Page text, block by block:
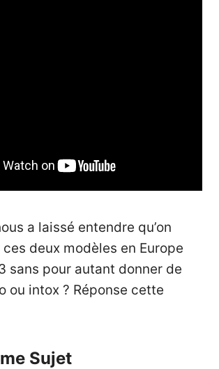
a laissé entendre qu’on
deux modèles en Europe
sans pour autant donner de
ou intox ? Réponse cette
Sujet